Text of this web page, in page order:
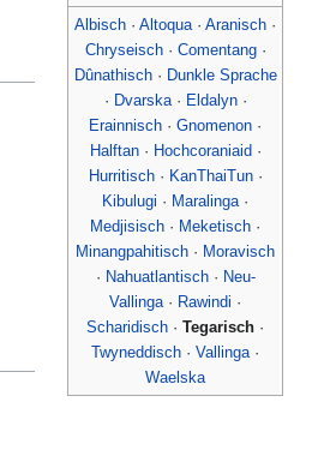
Albisch · Altoqua· Aranisch ·
Chryseisch· Comentang·
Dûnathisch· Dunkle Sprache
· Dvarska· Eldalyn·
Erainnisch · Gnomenon ·
Halftan· Hochcoraniaid ·
Hurritisch· KanThaiTun·
Kibulugi · Maralinga·
Medjisisch · Meketisch ·
Minangpahitisch · Moravisch
· Nahuatlantisch· Neu-
Vallinga· Rawindi ·
Scharidisch · Tegarisch ·
Twyneddisch · Vallinga·
Waelska